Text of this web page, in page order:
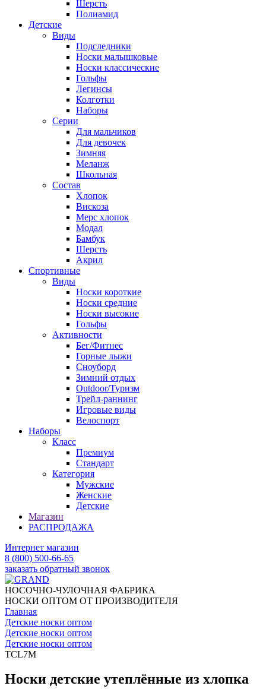
Шерсть
Полиамид
Детские
Виды
Подследники
Носки малышковые
Носки классические
Гольфы
Легинсы
Колготки
Наборы
Серии
Для мальчиков
Для девочек
Зимняя
Меланж
Школьная
Состав
Хлопок
Вискоза
Мерс хлопок
Модал
Бамбук
Шерсть
Акрил
Спортивные
Виды
Носки короткие
Носки средние
Носки высокие
Гольфы
Активности
Бег/Фитнес
Горные лыжи
Сноуборд
Зимний отдых
Outdoor/Туризм
Трейл-раннинг
Игровые виды
Велоспорт
Наборы
Класс
Премиум
Стандарт
Категория
Мужские
Женские
Детские
Магазин
РАСПРОДАЖА
Интернет магазин
8 (800) 500-66-65
заказать обратный звонок
НОСОЧНО-ЧУЛОЧНАЯ ФАБРИКА
НОСКИ ОПТОМ ОТ ПРОИЗВОДИТЕЛЯ
Главная
Детские носки оптом
Детские носки оптом
Детские носки оптом
TCL7M
Носки детские утеплённые из хлопка